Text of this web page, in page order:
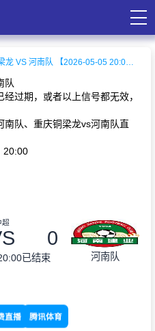
重庆铜梁龙 VS 河南队 【2026-05-05 20:00:00】
队
过期，或者以上信号都无效，
南队、重庆铜梁龙vs河南队直
20:00
超
0
已结束 河南队
直播 腾讯体育